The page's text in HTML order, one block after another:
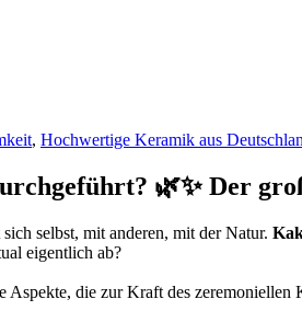
, Hochwertige Keramik aus
🌿✨ Der
selbst, mit anderen, mit der Natur.
eigentlich ab?
die zur Kraft des zeremoniellen